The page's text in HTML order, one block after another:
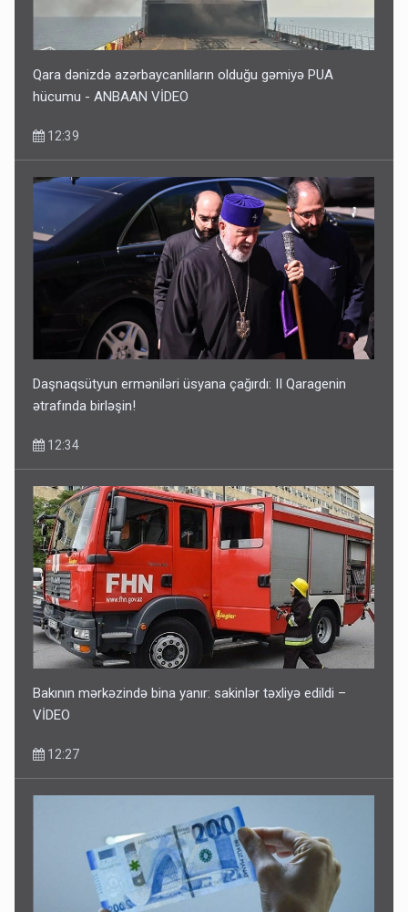
Qara dənizdə azərbaycanlıların olduğu gəmiyə PUA
hücumu - ANBAAN VİDEO
12:39
Daşnaqsütyun erməniləri üsyana çağırdı: II Qaragenin
ətrafında birləşin!
12:34
Bakının mərkəzində bina yanır: sakinlər təxliyə edildi –
VİDEO
12:27